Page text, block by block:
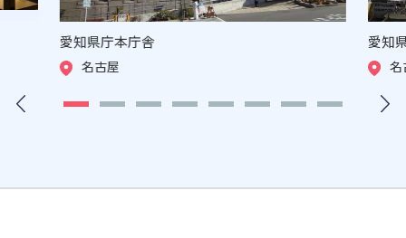
愛知県庁本庁舎
名古屋
愛知
名